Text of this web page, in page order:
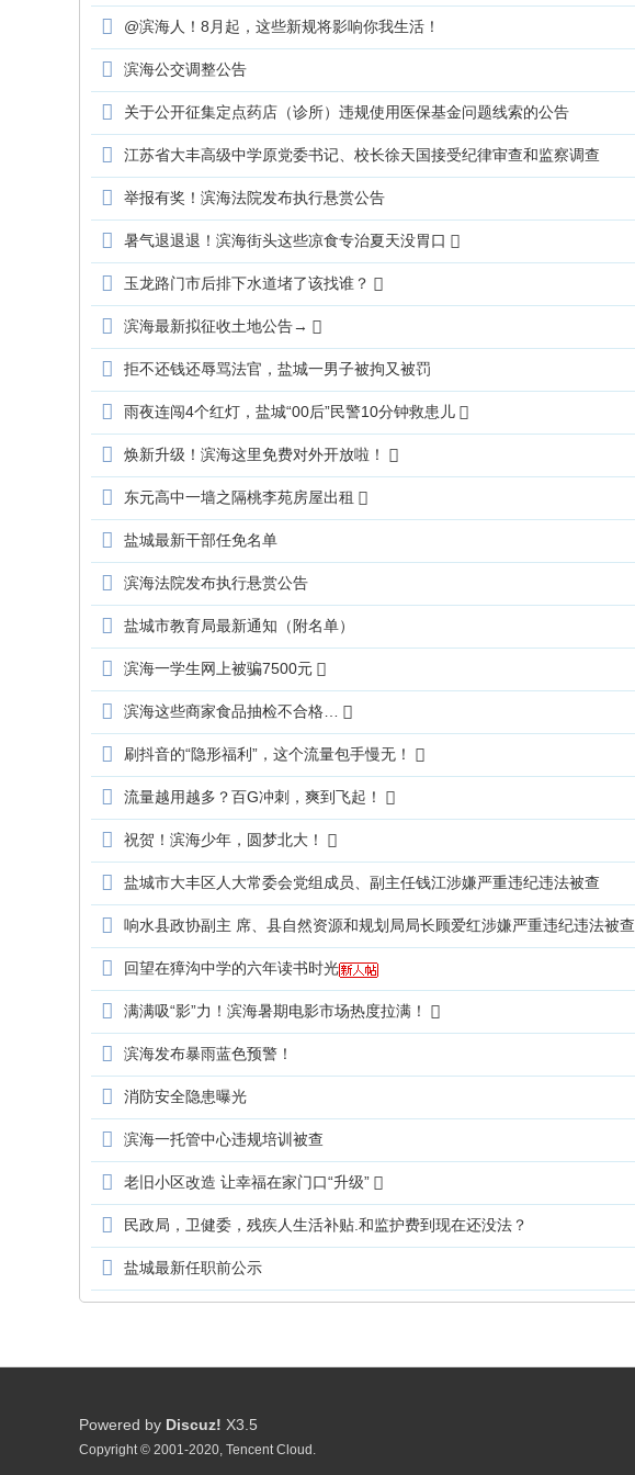
@滨海人！8月起，这些新规将影响你我生活！
滨海公交调整公告
关于公开征集定点药店（诊所）违规使用医保基金问题线索的公告
江苏省大丰高级中学原党委书记、校长徐天国接受纪律审查和监察调查
举报有奖！滨海法院发布执行悬赏公告
暑气退退退！滨海街头这些凉食专治夏天没胃口
玉龙路门市后排下水道堵了该找谁？
滨海最新拟征收土地公告→
拒不还钱还辱骂法官，盐城一男子被拘又被罚
雨夜连闯4个红灯，盐城“00后”民警10分钟救患儿
焕新升级！滨海这里免费对外开放啦！
东元高中一墙之隔桃李苑房屋出租
盐城最新干部任免名单
滨海法院发布执行悬赏公告
盐城市教育局最新通知（附名单）
滨海一学生网上被骗7500元
滨海这些商家食品抽检不合格…
刷抖音的“隐形福利”，这个流量包手慢无！
流量越用越多？百G冲刺，爽到飞起！
祝贺！滨海少年，圆梦北大！
盐城市大丰区人大常委会党组成员、副主任钱江涉嫌严重违纪违法被查
响水县政协副主 席、县自然资源和规划局局长顾爱红涉嫌严重违纪违法被查
回望在獐沟中学的六年读书时光
满满吸“影”力！滨海暑期电影市场热度拉满！
滨海发布暴雨蓝色预警！
消防安全隐患曝光
滨海一托管中心违规培训被查
老旧小区改造 让幸福在家门口“升级”
民政局，卫健委，残疾人生活补贴.和监护费到现在还没法？
盐城最新任职前公示
Powered by Discuz! X3.5
Copyright © 2001-2020, Tencent Cloud.